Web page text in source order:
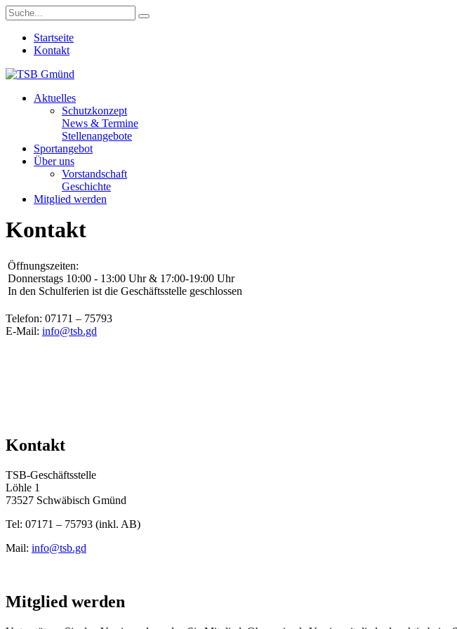
Startseite
Kontakt
Aktuelles
Schutzkonzept
News & Termine
Stellenangebote
Sportangebot
Über uns
Vorstandschaft
Geschichte
Mitglied werden
Kontakt
Öffnungszeiten:
Donnerstags 10:00 - 13:00 Uhr & 17:00-19:00 Uhr
In den Schulferien ist die Geschäftsstelle geschlossen
Telefon: 07171 – 75793
E-Mail: info@tsb.gd
Kontakt
TSB-Geschäftsstelle
Löhle 1
73527 Schwäbisch Gmünd
Tel: 07171 – 75793 (inkl. AB)
Mail: info@tsb.gd
Mitglied werden